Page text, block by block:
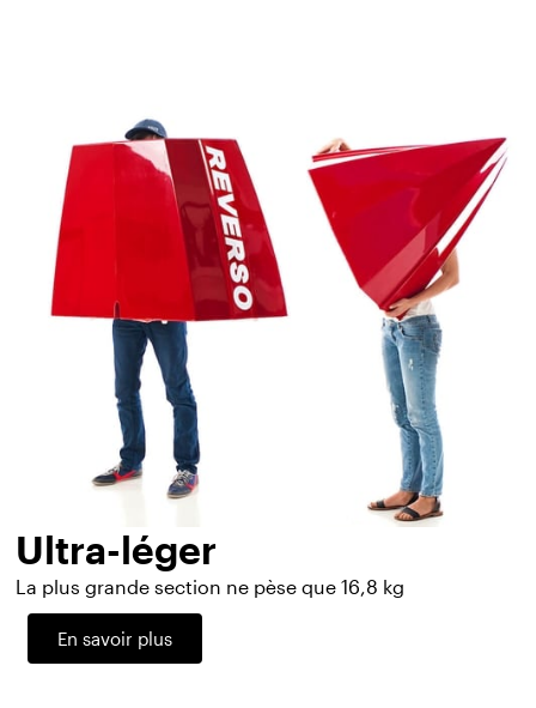
Ultra-léger
La plus grande section ne pèse que 16,8 kg
En savoir plus